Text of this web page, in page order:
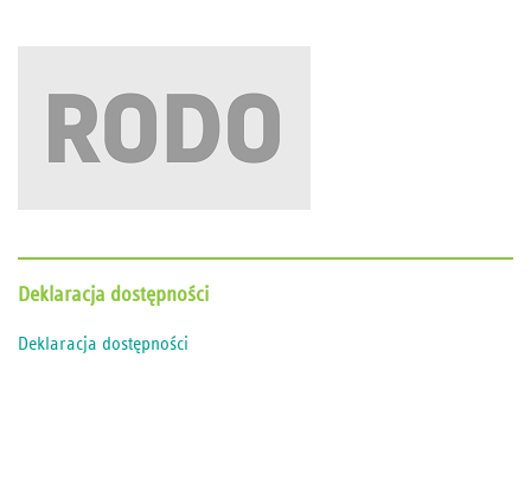
Deklaracja dostępności
Deklaracja dostępności